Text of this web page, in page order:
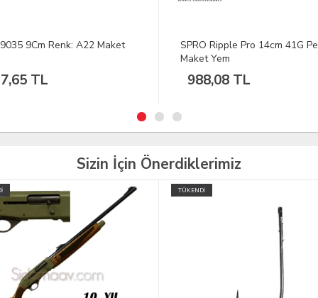
Ripple Pro 14cm 41G Perch
Yem
TL
DFT SP08B Spinner 5,6 g 6,2
Renk:10
94,39 TL
Sizin İçin Önerdiklerimiz
İNDİRİM